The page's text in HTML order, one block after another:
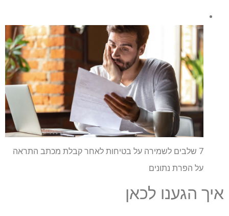
7 שלבים לשמירה על בטיחות לאחר קבלת מכתב התראה
על הפרת נתונים
איך הגענו לכאן